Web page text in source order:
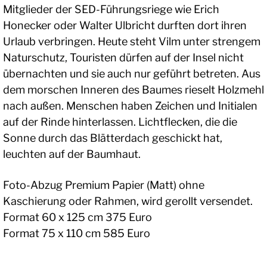
Mitglieder der SED-Führungsriege wie Erich
Honecker oder Walter Ulbricht durften dort ihren
Urlaub verbringen. Heute steht Vilm unter strengem
Naturschutz, Touristen dürfen auf der Insel nicht
übernachten und sie auch nur geführt betreten. Aus
dem morschen Inneren des Baumes rieselt Holzmehl
nach außen. Menschen haben Zeichen und Initialen
auf der Rinde hinterlassen. Lichtflecken, die die
Sonne durch das Blätterdach geschickt hat,
leuchten auf der Baumhaut.
Foto-Abzug Premium Papier (Matt) ohne
Kaschierung oder Rahmen, wird gerollt versendet.
Format 60 x 125 cm 375 Euro
Format 75 x 110 cm 585 Euro